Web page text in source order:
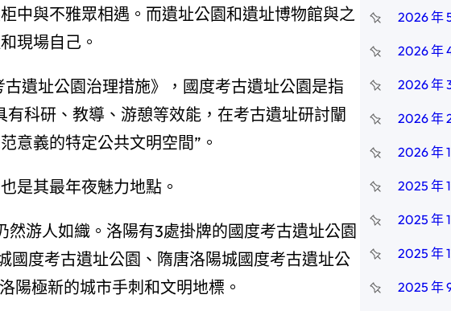
中與不雅眾相遇。而遺址公園和遺址博物館與之
現場自己。
遺址公園治理措施》，國度考古遺址公園是指
科研、教導、游憩等效能，在考古遺址研討闡
意義的特定公共文明空間”。
是其最年夜魅力地點。
游人如織。洛陽有3處掛牌的國度考古遺址公園
度考古遺址公園、隋唐洛陽城國度考古遺址公
陽極新的城市手刺和文明地標。
2026 年
2026 年
2026 年
2026 年
2026 年
2025 年
2025 年
2025 年
2025 年